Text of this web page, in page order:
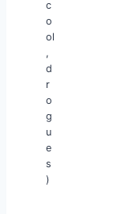
c
o
ol
,
d
r
o
g
u
e
s
)